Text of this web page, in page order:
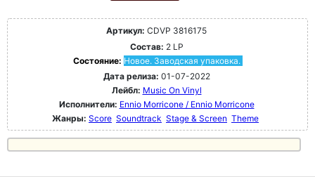
Артикул: CDVP 3816175
Состав: 2 LP
Состояние: Новое. Заводская упаковка.
Дата релиза: 01-07-2022
Лейбл: Music On Vinyl
Исполнители: Ennio Morricone / Ennio Morricone
Жанры: Score Soundtrack Stage & Screen Theme